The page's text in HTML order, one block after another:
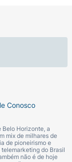
Conosco
Belo Horizonte, a
mix de milhares de
de pioneirismo e
do Brasil
não é de hoje